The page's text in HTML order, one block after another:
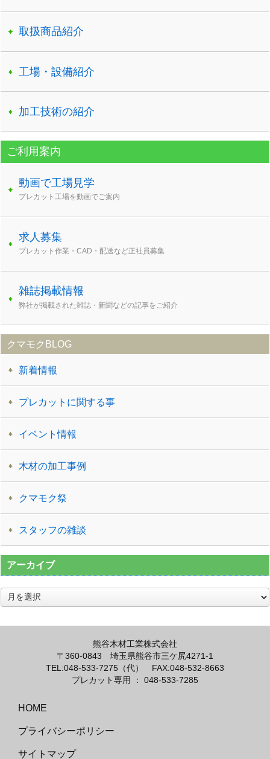
取扱商品紹介
工場・設備紹介
加工技術の紹介
ご利用案内
動画で工場見学
プレカット工場を動画でご案内
求人募集
プレカット作業・CAD・配送など正社員募集
雑誌掲載情報
弊社が掲載された雑誌・新聞などの記事をご紹介
クマモクBLOG
新着情報
プレカットに関する事
イベント情報
木材の加工事例
クマモク祭
スタッフの雑談
アーカイブ
ア
ー
熊谷木材工業株式会社
〒360-0843 埼玉県熊谷市三ケ尻4271-1
TEL:048-533-7275（代）
FAX:048-532-8663
プレカット専用 ： 048-533-7285
HOME
プライバシーポリシー
サイトマップ